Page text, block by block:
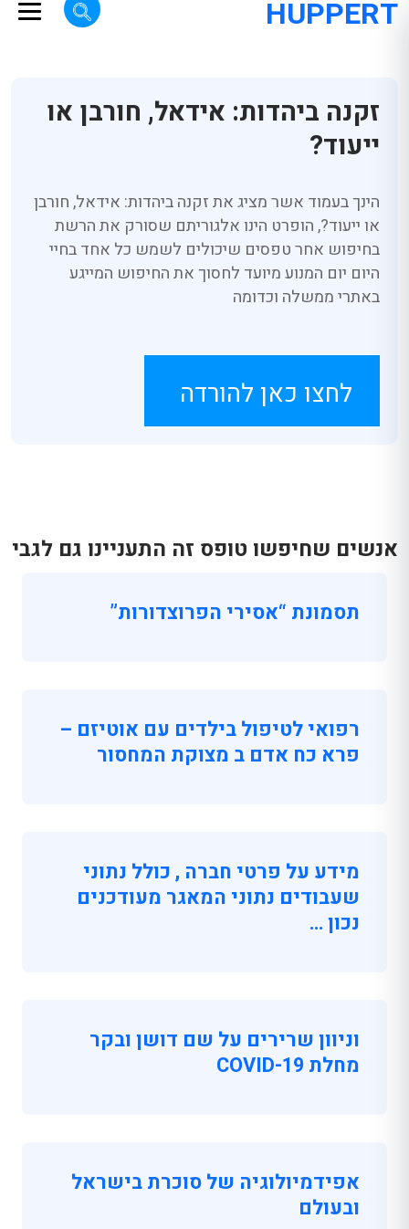
HUPPERT
זקנה ביהדות: אידאל, חורבן או
ייעוד?
הינך בעמוד אשר מציג את זקנה ביהדות: אידאל, חורבן
או ייעוד?, הופרט הינו אלגוריתם שסורק את הרשת
בחיפוש אחר טפסים שיכולים לשמש כל אחד בחיי
היום יום המנוע מיועד לחסוך את החיפוש המייגע
באתרי ממשלה וכדומה
לחצו כאן להורדה
אנשים שחיפשו טופס זה התעניינו גם לגבי
תסמונת “אסירי הפרוצדורות”
רפואי לטיפול בילדים עם אוטיזם –
פרא כח אדם ב מצוקת המחסור
מידע על פרטי חברה , כולל נתוני
שעבודים נתוני המאגר מעודכנים
נכון …
וניוון שרירים על שם דושן ובקר
מחלת COVID-19
אפידמיולוגיה של סוכרת בישראל
ובעולם